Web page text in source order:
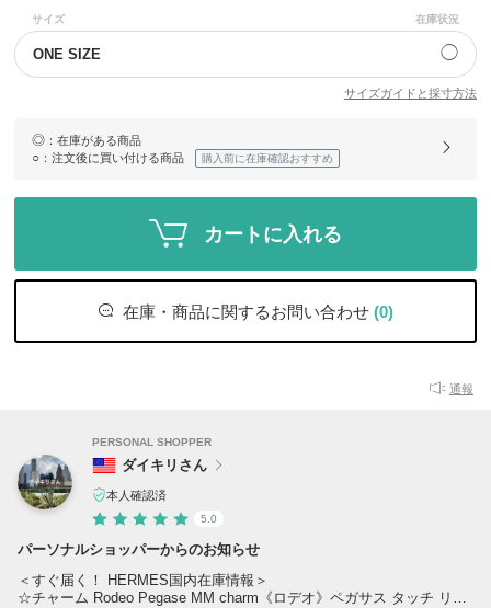
サイズ 在庫状況
ONE SIZE ◯
サイズガイドと採寸方法
◎ ：在庫がある商品
○ ：注文後に買い付ける商品 購入前に在庫確認おすすめ
カートに入れる
在庫・商品に関するお問い合わせ (0)
通報
PERSONAL SHOPPER
ダイキリさん
本人確認済
5.0
パーソナルショッパーからのお知らせ
＜すぐ届く！ HERMES国内在庫情報＞
☆チャーム Rodeo Pegase MM charm《ロデオ》ペガサス タッチ リザ